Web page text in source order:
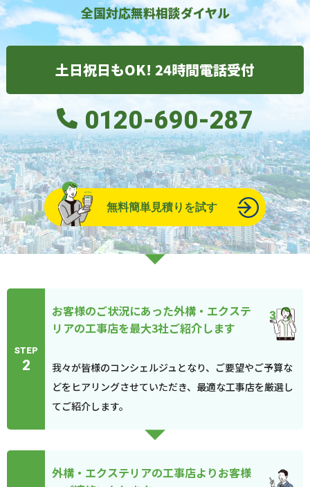
全国対応無料相談ダイヤル
土日祝日もOK! 24時間電話受付
0120-690-287
無料簡単見積りを試す
STEP
2
お客様のご状況にあった外構・エクステ
リアの工事店を最大3社ご紹介します
我々が皆様のコンシェルジュとなり、ご要望やご予算な
どをヒアリングさせていただき、最適な工事店を厳選し
てご紹介します。
外構・エクステリアの工事店よりお客様